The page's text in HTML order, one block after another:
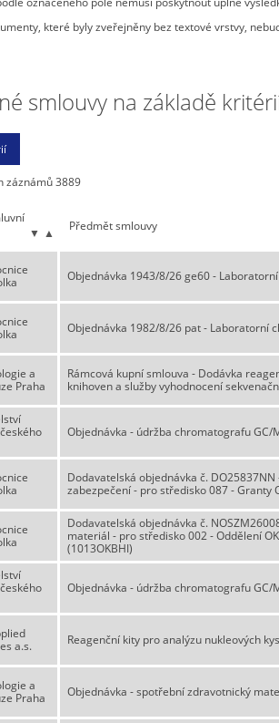
které byly zveřejněny bez textové vrstvy,
smlouvy na základě
záznámů 3889
▲
▼ Předmět smlouvy
Objednávka 1943/8/26 ge60 -
Objednávka 1982/8/26 pat - Laboratorní
a
Praha
Rámcová kupní smlouva - Dodávka
knihoven a služby vyhodnocení
Objednávka - údržba chromatografu GC/
Dodavatelská objednávka č.
zabezpečení - pro středisko 087 - Granty
Dodavatelská objednávka č.
materiál - pro středisko 002 - Oddělení
(1013OKBHI)
Objednávka - údržba chromatografu GC/
a.s.
Reagenční kity pro analýzu nukleových
a
Praha
Objednávka - spotřební zdravotnický